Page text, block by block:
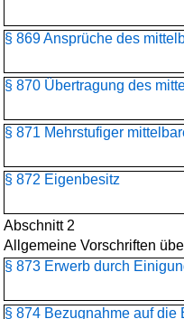
§ 869 Ansprüche des
§ 870 Übertragung des
§ 871 Mehrstufiger
§ 872 Eigenbesitz
Abschnitt 2
Allgemeine Vorschriften
§ 873 Erwerb durch
§ 874 Bezugnahme auf